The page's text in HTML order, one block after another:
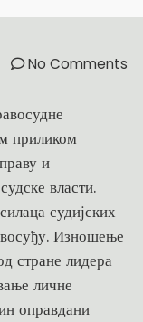
No Comments
приликом
и
власти.
судијских
Изношење
стране лидера
личне
оправдани